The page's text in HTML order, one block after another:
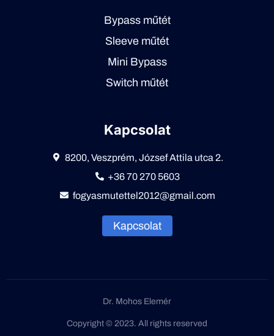
Bypass műtét
Sleeve műtét
Mini Bypass
Switch műtét
Kapcsolat
8200, Veszprém, József Attila utca 2.
+36 70 270 5603
fogyasmutettel2012@gmail.com
Kapcsolat
Dr. Mohos Elemér
Copyright © 2023. All rights reserved